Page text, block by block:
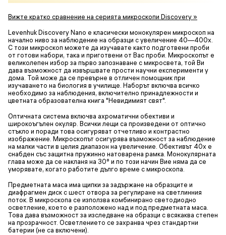
Вижте кратко сравнение на серията микроскопи Discovery »
Levenhuk Discovery Nano е класически монокулярен микроскоп на
начално ниво за наблюдение на образци с увеличение 40—400x.
С този микроскоп можете да изучавате както подготвени проби
от готови набори, така и приготвени от Вас проби. Микроскопът е
великолепен избор за първо запознаване с микросвета, той Ви
дава възможност да извършвате прости научни експерименти у
дома. Той може да се превърне в отличен помощник при
изучаването на биология в училище. Наборът включва всичко
необходимо за наблюдения, включително принадлежности и
цветната образователна книга "Невидимият свят".
Оптичната система включва ахроматични обективи и
широкоъгълен окуляр. Всички лещи са произведени от оптично
стъкло и поради това осигуряват отчетливо и контрастно
изображение. Микроскопът осигурява възможност за наблюдение
на малки части в целия диапазон на увеличение. Обективът 40x е
снабден със защитна пружинно натоварена рамка. Монокулярната
глава може да се накланя на 30° и по този начин Вие няма да се
уморявате, когато работите дълго време с микроскопа.
Предметната маса има щипки за задържане на образците и
диафрагмен диск с шест отвора за регулиране на светлинния
поток. В микроскопа се използва комбинирано светодиодно
осветление, което е разположено над и под предметната маса.
Това дава възможност за изследване на образци с всякаква степен
на прозрачност. Осветлението се захранва чрез стандартни
батерии (не са включени).